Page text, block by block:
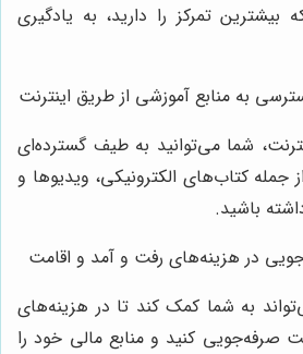
بیشترین تمرکز را دارید، به یادگیری
به منابع آموزشی از طریق اینترنت
شما می‌توانید به طیف گسترده‌ای
جمله کتاب‌های الکترونیکی، ویدیوها و
باشید.
در هزینه‌های رفت و آمد و اقامت
به شما کمک کند تا در هزینه‌های
صرفه‌جویی کنید و منابع مالی خود را